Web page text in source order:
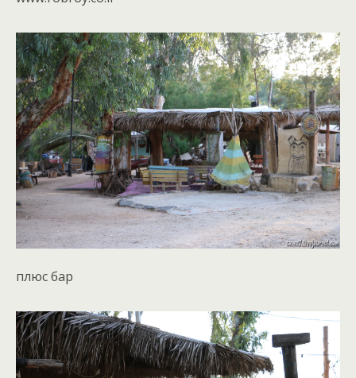
плюс бар